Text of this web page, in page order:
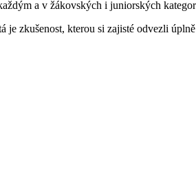
a v žákovských i juniorských
je zkušenost, kterou si zajisté odvezli